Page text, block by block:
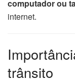
computador ou
internet.
trânsito